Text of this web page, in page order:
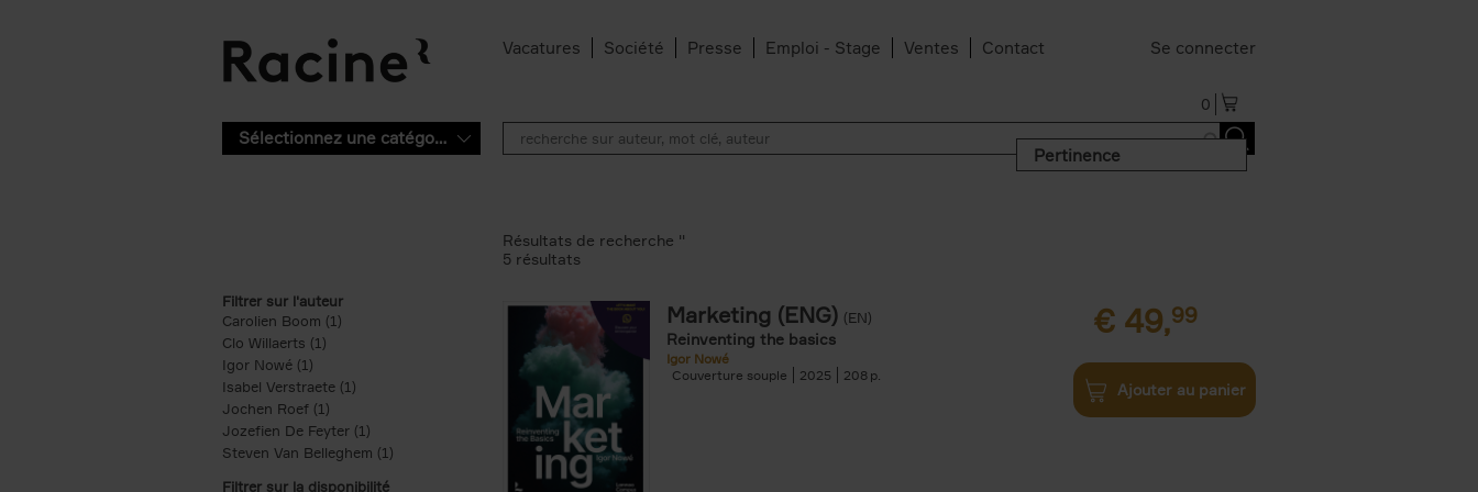
Vacatures Société Presse Emploi - Stage Ventes Contact Se connecter
0
Sélectionnez une catégorie
Pertinence
Filtrer sur l'auteur
Carolien Boom (1)
Clo Willaerts (1)
Igor Nowé (1)
Isabel Verstraete (1) Apply Isabel Verstraete filter
Jochen Roef (1)
Jozefien De Feyter (1) Apply Jozefien De Feyter filter
Steven Van Belleghem (1) Apply Steven Van Belleghem filter
Filtrer sur la disponibilité
Résultats de recherche ''
5 résultats
Marketing (ENG) (EN)
Reinventing the basics
Igor Nowé
Couverture souple
2025 208
€ 49,99
Ajouter au panier